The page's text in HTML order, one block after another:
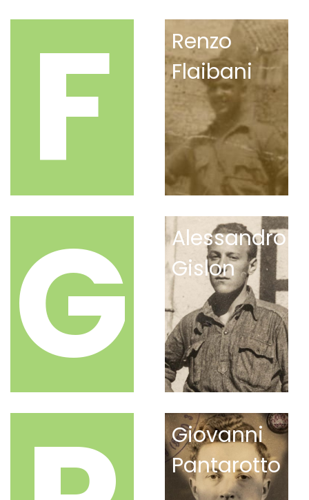
F
Renzo
Flaibani
G
Alessandro
Gislon
Giovanni
Pantarotto